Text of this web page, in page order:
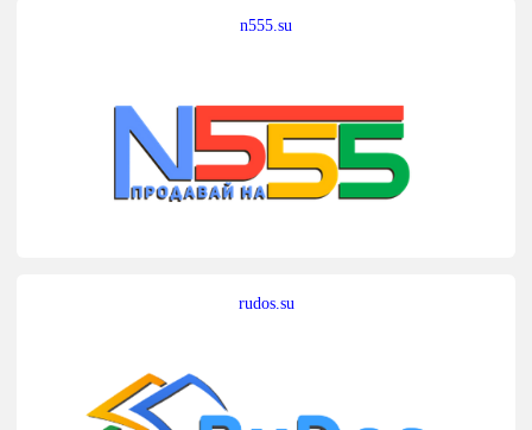
n555.su
rudos.su